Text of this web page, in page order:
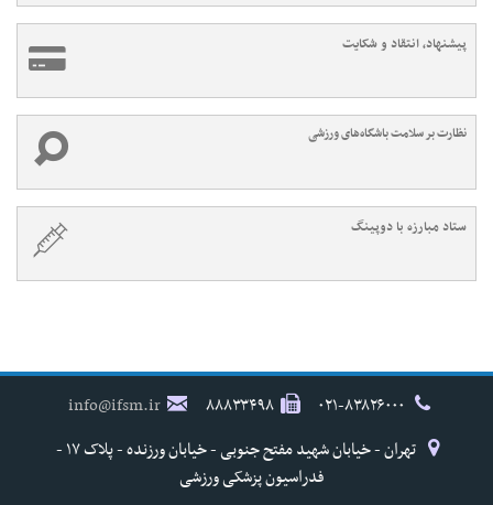
پیشنهاد، انتقاد و شکایت
نظارت بر سلامت باشگاه‌های ورزشی
ستاد مبارزه با دوپینگ
۸۸۸۳۳۴۹۸
info@ifsm.ir
تهران - خیابان شهید مفتح جنوبی - خیابان ورزنده - پلاک ۱۷ -
فدراسیون پزشکی ورزشی